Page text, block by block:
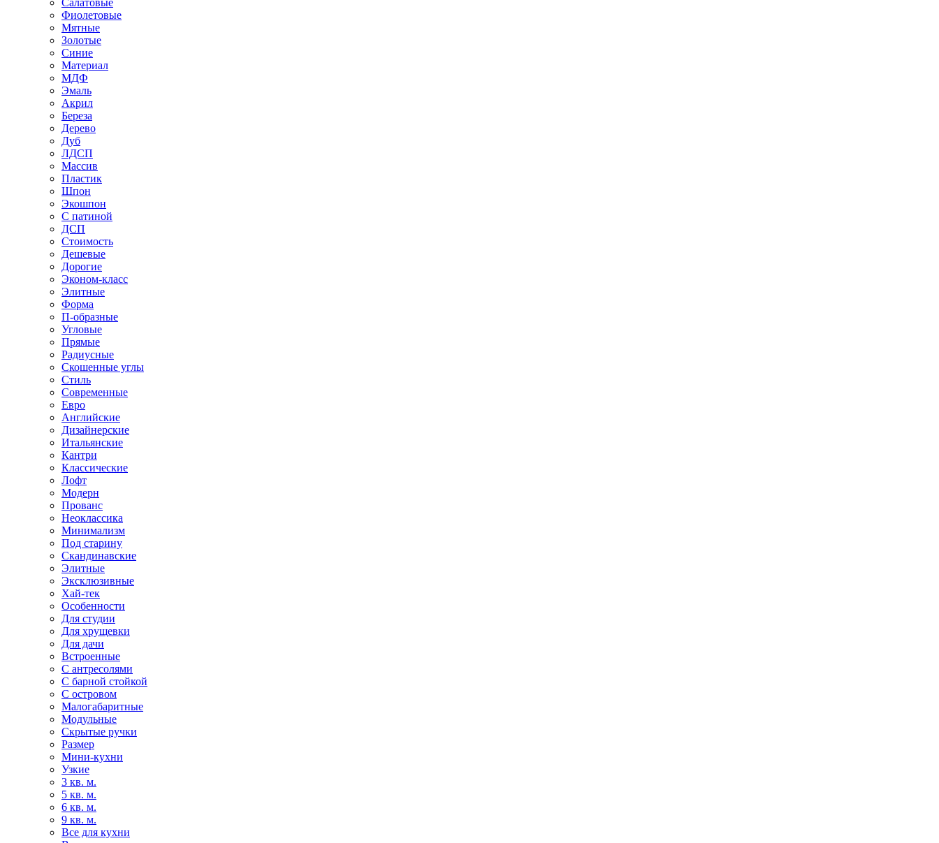
Фиолетовые
Мятные
Золотые
Синие
Материал
МДФ
Эмаль
Акрил
Береза
Дерево
Дуб
ЛДСП
Массив
Пластик
Шпон
Экошпон
С патиной
ДСП
Стоимость
Дешевые
Дорогие
Эконом-класс
Элитные
Форма
П-образные
Угловые
Прямые
Радиусные
Скошенные углы
Стиль
Современные
Евро
Английские
Дизайнерские
Итальянские
Кантри
Классические
Лофт
Модерн
Прованс
Неоклассика
Минимализм
Под старину
Скандинавские
Элитные
Эксклюзивные
Хай-тек
Особенности
Для студии
Для хрущевки
Для дачи
Встроенные
С антресолями
С барной стойкой
С островом
Малогабаритные
Модульные
Скрытые ручки
Размер
Мини-кухни
Узкие
3 кв. м.
5 кв. м.
6 кв. м.
9 кв. м.
Все для кухни